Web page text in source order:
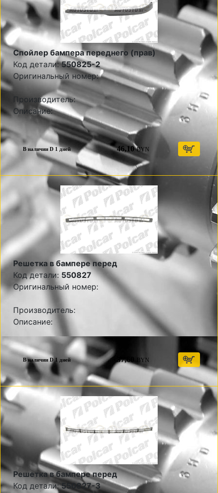
Спойлер бампера переднего (прав)
Код детали:550825-2
Оригинальный номер:
Производитель:
Описание:
В наличии D 1 дней 46,10 BYN
Решетка в бампере перед
Код детали: 550827
Оригинальный номер:
Производитель:
Описание:
В наличии D 1 дней 37,60 BYN
Решетка в бампере перед
Код детали:550827-3